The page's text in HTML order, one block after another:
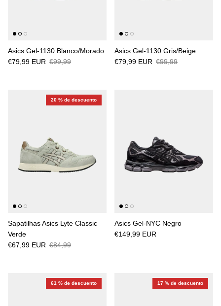
Asics Gel-1130 Blanco/Morado
€79,99 EUR €99,99
Asics Gel-1130 Gris/Beige
€79,99 EUR €99,99
20 % de descuento
Sapatilhas Asics Lyte Classic
Verde
€67,99 EUR €84,99
Asics Gel-NYC Negro
€149,99 EUR
61 % de descuento 17 % de descuento